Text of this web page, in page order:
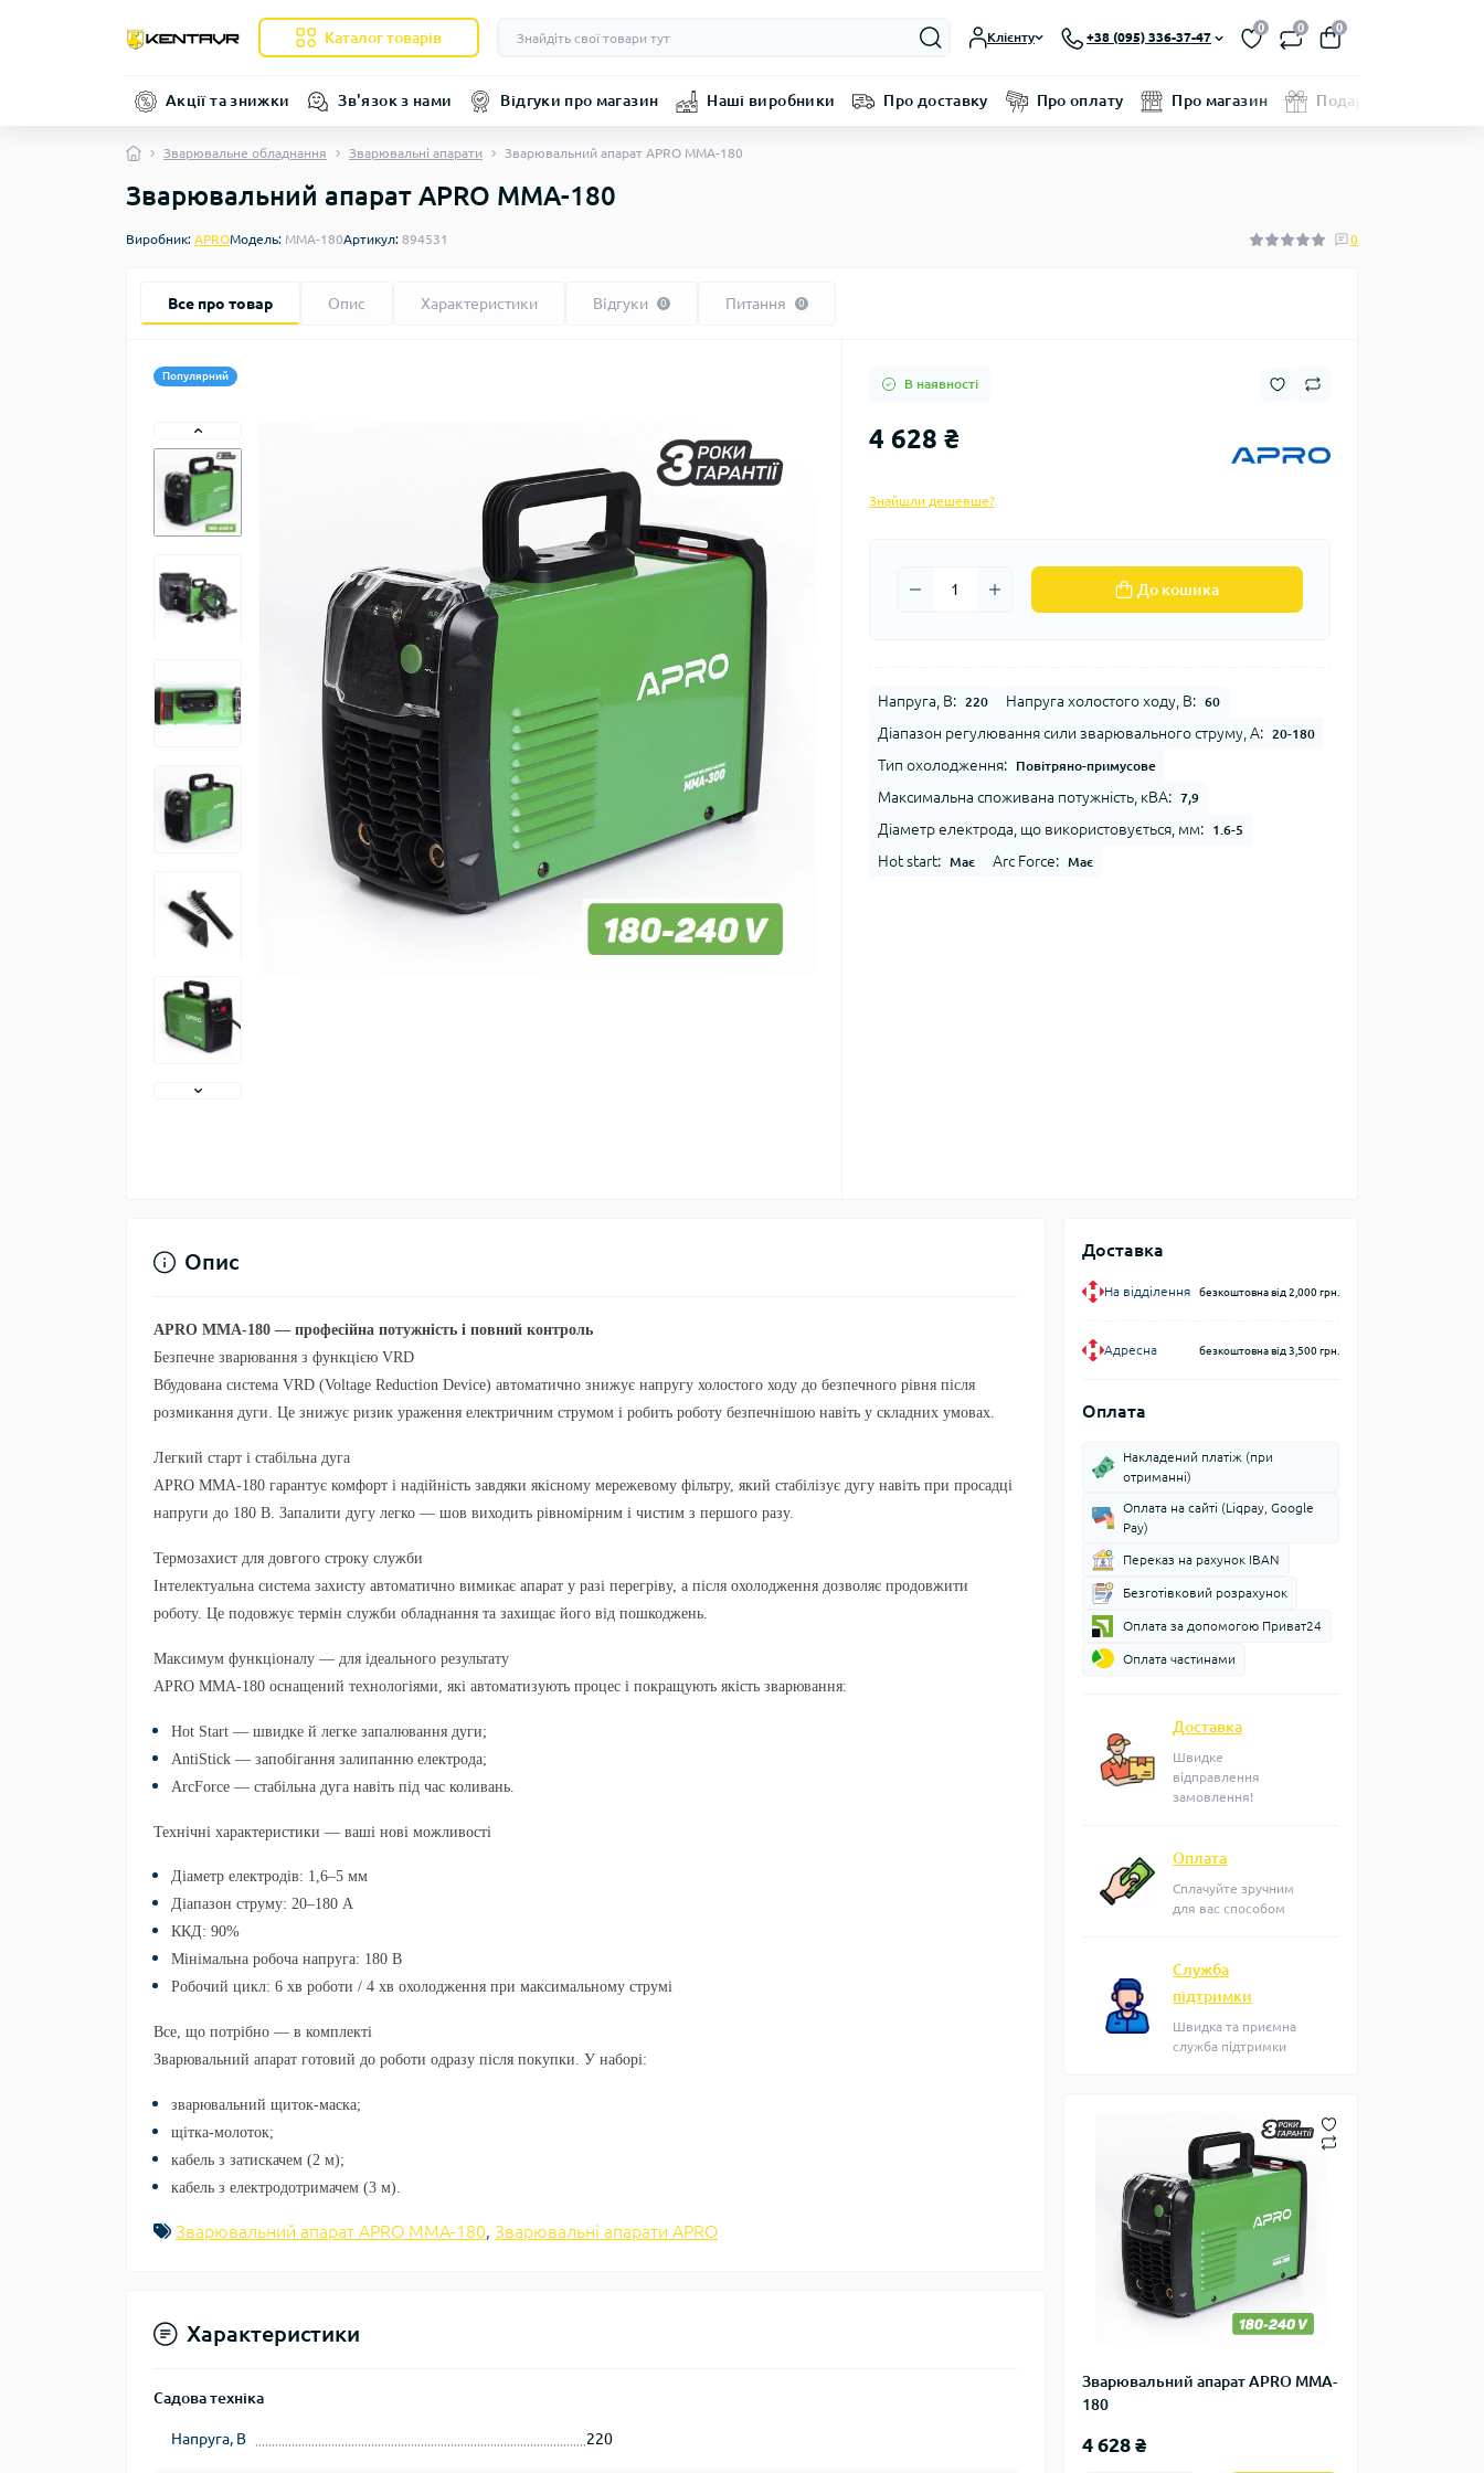
Каталог товарів Клієнту +38 (095) 336-37-47
0 0 0
Акції та знижки Зв'язок з нами Відгуки про магазин Наші виробники Про доставку Про оплату Про магазин Подарунковий
Зварювальне обладнання Зварювальні апарати Зварювальний апарат APRO MMA-180
Зварювальний апарат APRO MMA-180
Виробник: APROМодель: MMA-180Артикул: 894531 0
Все про товар Опис Характеристики Відгуки 0 Питання 0
Популярний
В наявності
4 628 ₴
Знайшли дешевше?
До кошика
Напруга, В: 220 Напруга холостого ходу, В: 60
Діапазон регулювання сили зварювального струму, А: 20-180
Тип охолодження: Повітряно-примусове
Максимальна споживана потужність, кВА: 7,9
Діаметр електрода, що використовується, мм: 1.6-5
Hot start: Має Arc Force: Має
Доставка
На відділення безкоштовна від 2,000 грн.
Адресна безкоштовна від 3,500 грн.
Оплата
Накладений платіж (при
отриманні)
Оплата на сайті (Liqpay, Google
Pay)
Переказ на рахунок IBAN
Безготівковий розрахунок
Оплата за допомогою Приват24
Оплата частинами
Доставка
Швидке
відправлення
замовлення!
Оплата
Сплачуйте зручним
для вас способом
Служба
підтримки
Швидка та приємна
служба підтримки
Зварювальний апарат APRO MMA-
180
4 628 ₴
Опис
APRO MMA-180 — професійна потужність і повний контроль
Безпечне зварювання з функцією VRD
Вбудована система VRD (Voltage Reduction Device) автоматично знижує напругу холостого ходу до безпечного рівня після
розмикання дуги. Це знижує ризик ураження електричним струмом і робить роботу безпечнішою навіть у складних умовах.
Легкий старт і стабільна дуга
APRO MMA-180 гарантує комфорт і надійність завдяки якісному мережевому фільтру, який стабілізує дугу навіть при просадці
напруги до 180 В. Запалити дугу легко — шов виходить рівномірним і чистим з першого разу.
Термозахист для довгого строку служби
Інтелектуальна система захисту автоматично вимикає апарат у разі перегріву, а після охолодження дозволяє продовжити
роботу. Це подовжує термін служби обладнання та захищає його від пошкоджень.
Максимум функціоналу — для ідеального результату
APRO MMA-180 оснащений технологіями, які автоматизують процес і покращують якість зварювання:
Hot Start — швидке й легке запалювання дуги;
AntiStick — запобігання залипанню електрода;
ArcForce — стабільна дуга навіть під час коливань.
Технічні характеристики — ваші нові можливості
Діаметр електродів: 1,6–5 мм
Діапазон струму: 20–180 А
ККД: 90%
Мінімальна робоча напруга: 180 В
Робочий цикл: 6 хв роботи / 4 хв охолодження при максимальному струмі
Все, що потрібно — в комплекті
Зварювальний апарат готовий до роботи одразу після покупки. У наборі:
зварювальний щиток-маска;
щітка-молоток;
кабель з затискачем (2 м);
кабель з електродотримачем (3 м).
Зварювальний апарат APRO MMA-180, Зварювальні апарати APRO
Характеристики
Садова техніка
Напруга, В 220